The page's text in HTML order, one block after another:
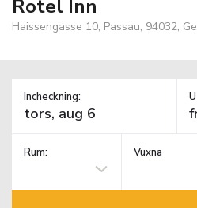
Rotel Inn
Haissengasse 10, Passau, 94032,
Incheckning:
Rum: Vuxna